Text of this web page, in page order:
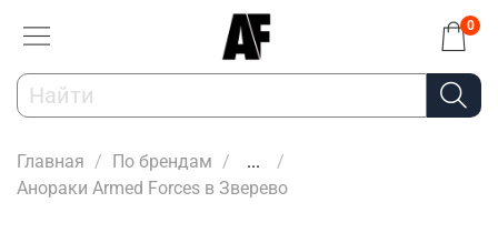
0
Главная По брендам
...
Анораки Armed Forces в Зверево